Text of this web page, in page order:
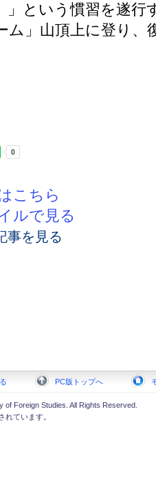
」という慣習を遂行
ム」山頂上に登り、
こちら
ルで見る
を見る
PC版トップへ
Foreign Studies. All Rights Reserved.
れています。